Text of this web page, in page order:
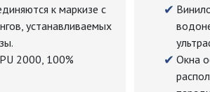
к маркизе с
устанавливаемых
2000, 100%
Окна